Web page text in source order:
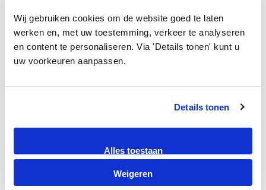
Wij gebruiken cookies om de website goed te laten
werken en, met uw toestemming, verkeer te analyseren
en content te personaliseren. Via 'Details tonen' kunt u
uw voorkeuren aanpassen.
Details tonen
Alles toestaan
Weigeren
onderhoudsvriendelijk en goed bestand tegen de
dynamiek van het gezinsleven. Met 25 Jaar
fabrieksgarantie is dit laminaat uitermate geschikt
Voor een houten ondergrond adviseren wij als
Voor appartementen met een betonnen
ondergrond en met onderburen adviseren wij u een
geluiddempende ondervloer te kiezen met een 10DB